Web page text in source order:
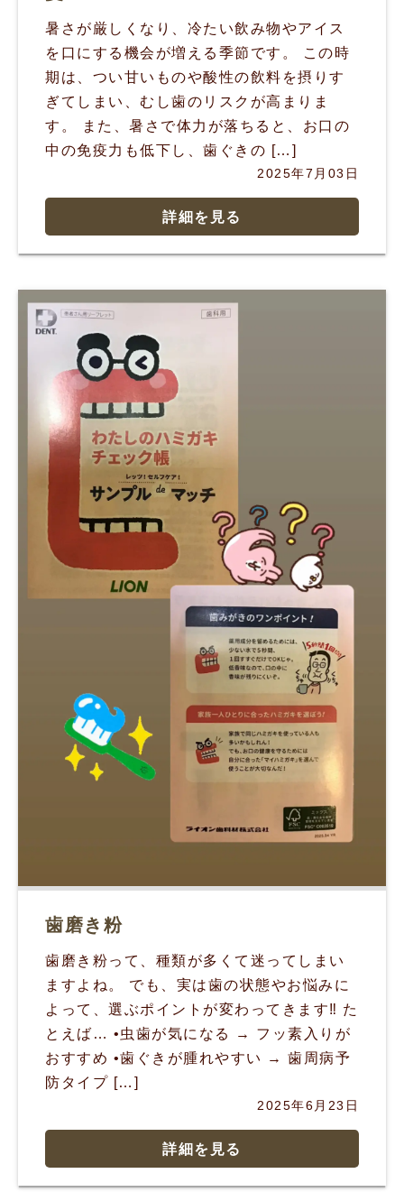
暑さが厳しくなり、冷たい飲み物やアイス
を口にする機会が増える季節です。 この時
期は、つい甘いものや酸性の飲料を摂りす
ぎてしまい、むし歯のリスクが高まりま
す。 また、暑さで体力が落ちると、お口の
中の免疫力も低下し、歯ぐきの […]
2025年7月03日
詳細を見る
歯磨き粉
歯磨き粉って、種類が多くて迷ってしまい
ますよね。 でも、実は歯の状態やお悩みに
よって、選ぶポイントが変わってきます‼︎ た
とえば… •虫歯が気になる → フッ素入りが
おすすめ •歯ぐきが腫れやすい → 歯周病予
防タイプ […]
2025年6月23日
詳細を見る